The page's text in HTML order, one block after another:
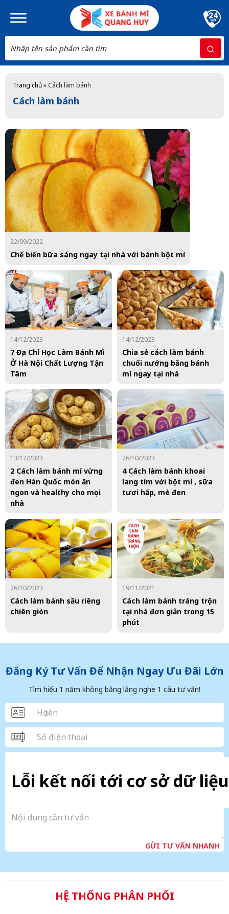
Skip to main content
Trang chủ»Cách làm bánh
Cách làm bánh
22/09/2022
Chế biến bữa sáng ngay tại nhà với bánh bột mì
14/12/2023
7 Địa Chỉ Học Làm Bánh Mì
Ở Hà Nội Chất Lượng Tận
Tâm
14/12/2023
Chia sẻ cách làm bánh
chuối nướng bằng bánh
mì ngay tại nhà
13/12/2023
2 Cách làm bánh mì vừng
đen Hàn Quốc món ăn
ngon và healthy cho mọi
nhà
26/10/2023
4 Cách làm bánh khoai
lang tím với bột mì , sữa
tươi hấp, mè đen
26/10/2023
Cách làm bánh sầu riêng
chiên giòn
19/11/2021
Cách làm bánh tráng trộn
tại nhà đơn giản trong 15
phút
Đăng Ký Tư Vấn Để Nhận Ngay Ưu Đãi Lớn
Tìm hiểu 1 năm không bằng lắng nghe 1 câu tư vấn!
Lỗi kết nối tới cơ sở dữ liệu
GỬI TƯ VẤN NHANH
HỆ THỐNG PHÂN PHỐI